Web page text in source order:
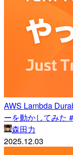
AWS Lambda
ーを動かしてみた
森田力
2025.12.03